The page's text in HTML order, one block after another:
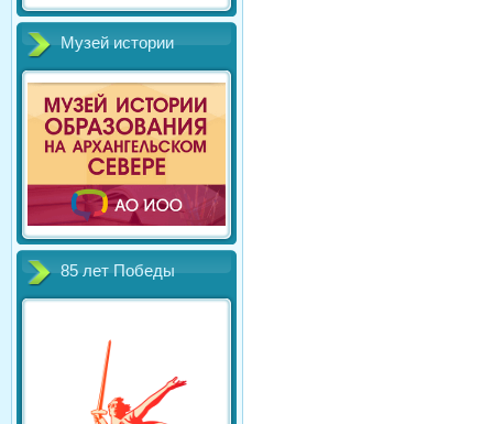
Музей истории
85 лет Победы